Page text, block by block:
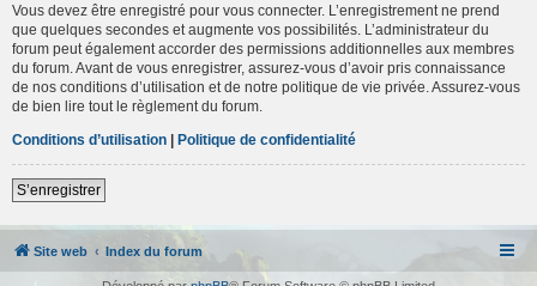
Vous devez être enregistré pour vous connecter. L’enregistrement ne prend
que quelques secondes et augmente vos possibilités. L’administrateur du
forum peut également accorder des permissions additionnelles aux membres
du forum. Avant de vous enregistrer, assurez-vous d’avoir pris connaissance
de nos conditions d’utilisation et de notre politique de vie privée. Assurez-vous
de bien lire tout le règlement du forum.
Conditions d’utilisation | Politique de confidentialité
S’enregistrer
Site web Index du forum